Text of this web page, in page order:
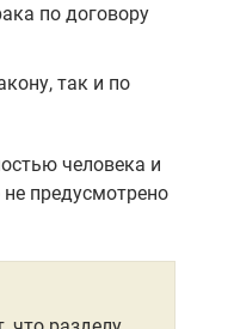
по договору
так и по
человека и
не предусмотрено